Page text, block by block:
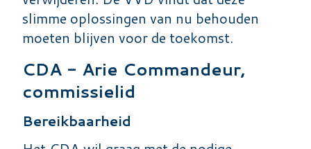
slimme oplossingen van nu behouden
moeten blijven voor de toekomst.
CDA - Arie Commandeur,
commissielid
Bereikbaarheid